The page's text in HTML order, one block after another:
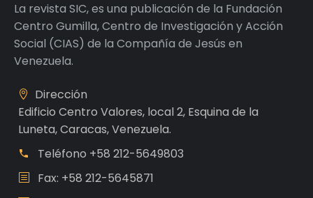
La revista SIC, es una publicación de la Fundación
Centro Gumilla, Centro de Investigación y Acción
Social (CIAS) de la Compañía de Jesús en
Venezuela.
Dirección
Edificio Centro Valores, local 2, Esquina de la
Luneta, Caracas, Venezuela.
Teléfono +58 212-5649803
Fax: +58 212-5645871